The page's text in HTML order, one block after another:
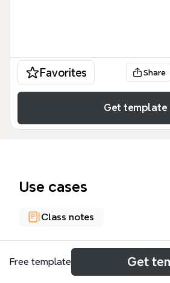
Favorites Share
Get template
Use cases
Class notes
About
Free template Get